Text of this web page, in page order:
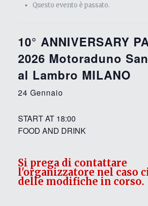
Questo evento è passato.
10° ANNIVERSARY
2026 Motoraduno
al Lambro MILANO
24 Gennaio
START AT 18:00
FOOD AND DRINK
Si prega di contattare
l'organizzatore nel caso
delle modifiche in corso.